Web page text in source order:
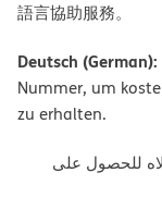
語言協助服務。
Deutsch (German):
Nummer, um
zu erhalten.
ﻟﻠﺤﺼﻮل ﻋﻠﻰ